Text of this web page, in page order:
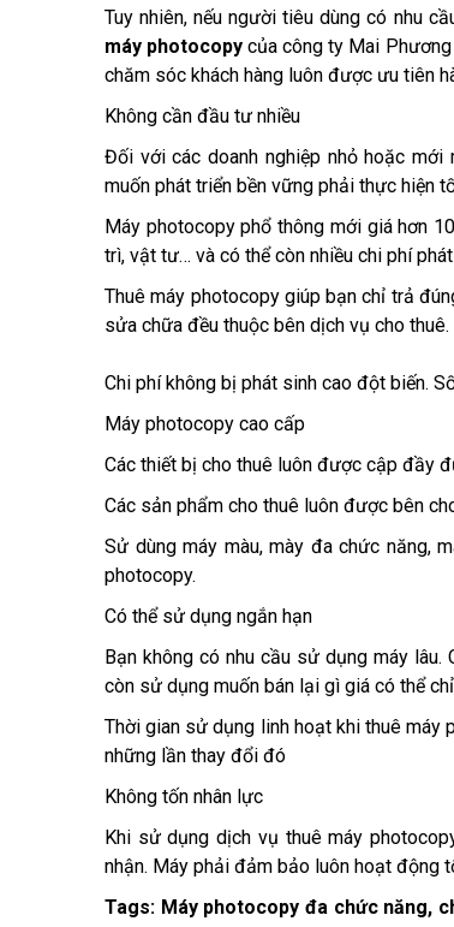
Tuy nhiên, nếu người tiêu dùng có nhu
máy photocopy của công ty Mai
chăm sóc khách hàng luôn được ưu tiên
Không cần đầu tư nhiều
Đối với các doanh nghiệp nhỏ hoặc
muốn phát triển bền vững phải thực hiện
Máy photocopy phổ thông mới giá hơn
trì, vật tư… và có thể còn nhiều chi phí
Thuê máy photocopy giúp bạn chỉ trả
sửa chữa đều thuộc bên dịch vụ cho thuê.
Chi phí không bị phát sinh cao đột biến.
Máy photocopy cao cấp
Các thiết bị cho thuê luôn được cập đầy
Các sản phẩm cho thuê luôn được bên
Sử dùng máy màu, mày đa chức năng,
photocopy.
Có thể sử dụng ngắn hạn
Bạn không có nhu cầu sử dụng máy lâu.
còn sử dụng muốn bán lại gì giá có thể
Thời gian sử dụng linh hoạt khi thuê máy
những lần thay đổi đó
Không tốn nhân lực
Khi sử dụng dịch vụ thuê máy
nhận. Máy phải đảm bảo luôn hoạt động
Tags: Máy photocopy đa chức năng,